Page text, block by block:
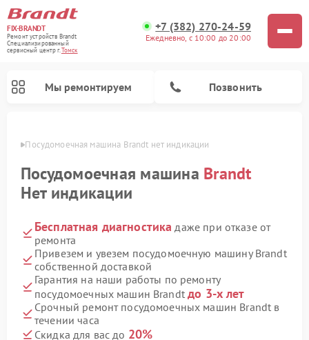
FIX-BRANDT
Ремонт устройств Brandt
Специализированный
cервисный центр г.Томск
+7 (382) 270-24-59
Ежедневно, с 10:00 до 20:00
Мы ремонтируем Позвонить
Посудомоечная машина Brandt нет индикации
Посудомоечная машина Brandt
Нет индикации
Бесплатная диагностика даже при отказе от
ремонта
Привезем и увезем посудомоечную машину Brandt
собственной доставкой
Гарантия на наши работы по ремонту
посудомоечных машин Brandtдо 3-х лет
Срочный ремонт посудомоечных машин Brandt в
течении часа
Скидка для вас до 20%